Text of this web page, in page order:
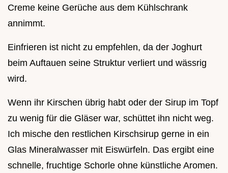
Creme keine Gerüche aus dem Kühlschrank
annimmt.
Einfrieren ist nicht zu empfehlen, da der Joghurt
beim Auftauen seine Struktur verliert und wässrig
wird.
Wenn ihr Kirschen übrig habt oder der Sirup im Topf
zu wenig für die Gläser war, schüttet ihn nicht weg.
Ich mische den restlichen Kirschsirup gerne in ein
Glas Mineralwasser mit Eiswürfeln. Das ergibt eine
schnelle, fruchtige Schorle ohne künstliche Aromen.